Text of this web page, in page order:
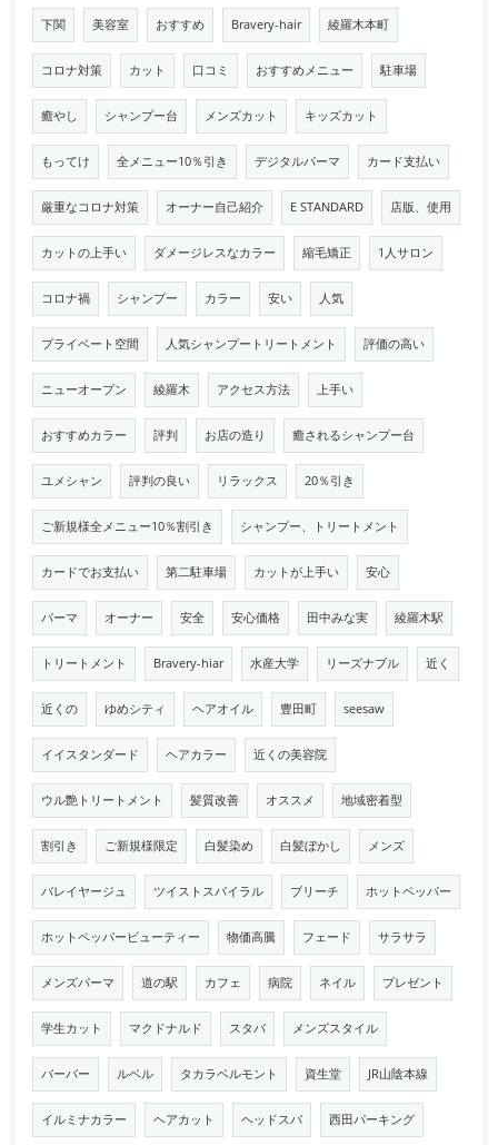
下関 美容室 おすすめ Bravery-hair 綾羅木本町
コロナ対策 カット 口コミ おすすめメニュー 駐車場
癒やし シャンプー台 メンズカット キッズカット
もってけ 全メニュー10％引き デジタルパーマ カード支払い
厳重なコロナ対策 オーナー自己紹介 E STANDARD 店版、使用
カットの上手い ダメージレスなカラー 縮毛矯正 1人サロン
コロナ禍 シャンプー カラー 安い 人気
プライベート空間 人気シャンプートリートメント 評価の高い
ニューオープン 綾羅木 アクセス方法 上手い
おすすめカラー 評判 お店の造り 癒されるシャンプー台
ユメシャン 評判の良い リラックス 20％引き
ご新規様全メニュー10％割引き シャンプー、トリートメント
カードでお支払い 第二駐車場 カットが上手い 安心
パーマ オーナー 安全 安心価格 田中みな実 綾羅木駅
トリートメント Bravery-hiar 水産大学 リーズナブル 近く
近くの ゆめシティ ヘアオイル 豊田町 seesaw
イイスタンダード ヘアカラー 近くの美容院
ウル艶トリートメント 髪質改善 オススメ 地域密着型
割引き ご新規様限定 白髪染め 白髪ぼかし メンズ
バレイヤージュ ツイストスパイラル ブリーチ ホットペッパー
ホットペッパービューティー 物価高騰 フェード サラサラ
メンズパーマ 道の駅 カフェ 病院 ネイル プレゼント
学生カット マクドナルド スタバ メンズスタイル
バーバー ルベル タカラベルモント 資生堂 JR山陰本線
イルミナカラー ヘアカット ヘッドスパ 西田パーキング